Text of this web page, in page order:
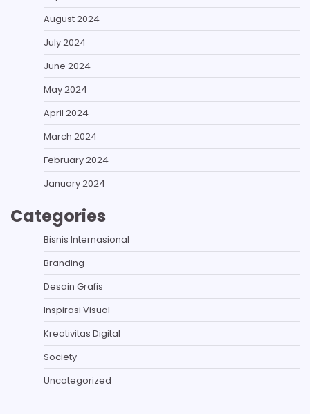
August 2024
July 2024
June 2024
May 2024
April 2024
March 2024
February 2024
January 2024
Categories
Bisnis Internasional
Branding
Desain Grafis
Inspirasi Visual
Kreativitas Digital
Society
Uncategorized